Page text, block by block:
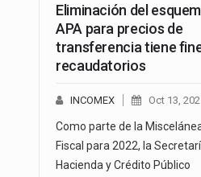
Eliminación del
APA para precios de
transferencia tiene
recaudatorios
INCOMEX Oct 13,
Como parte de la
Fiscal para 2022, la
Hacienda y Crédito Público